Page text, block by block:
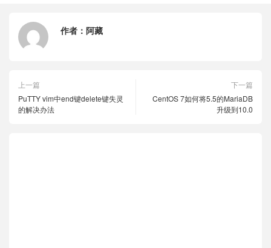
作者： 阿藏
上一篇
PuTTY vim中end键delete键失灵
的解决办法
下一篇
CentOS 7如何将5.5的MariaDB
升级到10.0